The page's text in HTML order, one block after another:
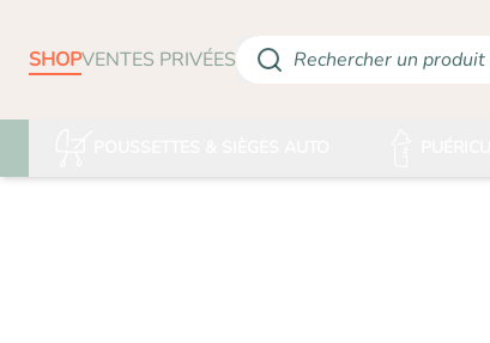
SHOPVENTES PRIVÉES Rechercher un produit